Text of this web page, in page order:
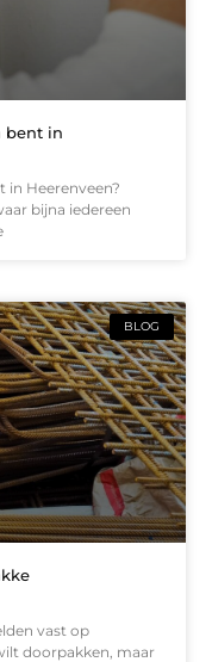
bent in
in Heerenveen?
bijna iedereen
BLOG
vast op
doorpakken, maar